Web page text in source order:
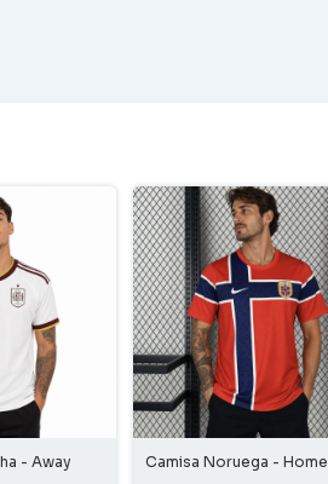
- Away Camisa Noruega - Home